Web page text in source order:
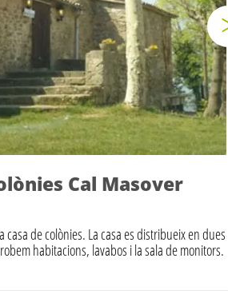
Cal Masover
casa de colònies. La casa es distribueix en dues
habitacions, lavabos i la sala de monitors.